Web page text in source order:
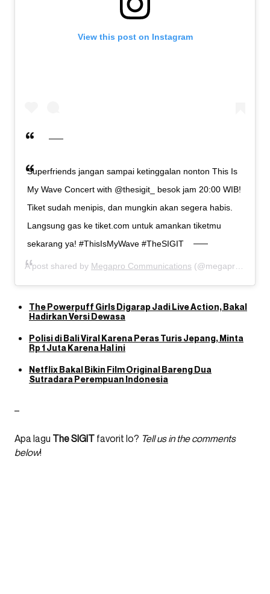
View this post on Instagram
Superfriends jangan sampai ketinggalan nonton This Is
My Wave Concert with @thesigit_ besok jam 20:00 WIB!
Tiket sudah menipis, dan mungkin akan segera habis.
Langsung gas ke tiket.com untuk amankan tiketmu
sekarang ya! #ThisIsMyWave #TheSIGIT
A post shared by Megapro Communications (@megapro_com) on
The Powerpuff Girls Digarap Jadi Live Action, Bakal
Hadirkan Versi Dewasa
Polisi di Bali Viral Karena Peras Turis Jepang, Minta
Rp 1 Juta Karena Hal ini
Netflix Bakal Bikin Film Original Bareng Dua
Sutradara Perempuan Indonesia
–
Apa lagu The SIGIT favorit lo? Tell us in the comments
below!